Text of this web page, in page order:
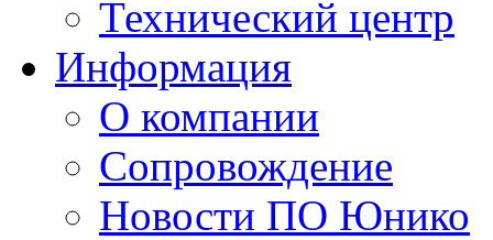
Технический центр
Информация
О компании
Сопровождение
Новости ПО Юнико